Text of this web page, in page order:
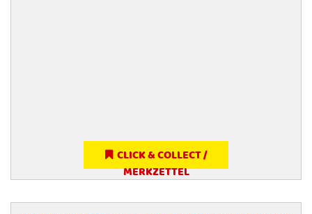
CLICK & COLLECT /
MERKZETTEL